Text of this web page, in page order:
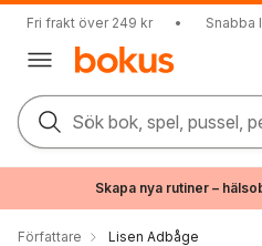
Fri frakt över 249 kr • Snabba
Sök bok, spel, pussel,
Skapa nya rutiner –
Författare Lisen Adbåge